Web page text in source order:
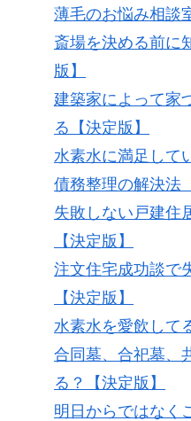
薄毛のお悩み相談
斎場を決める前に
版】
建築家によって家
る【決定版】
水素水に満足して
債務整理の解決法
失敗しない戸建住
【決定版】
注文住宅成功談で
【決定版】
水素水を愛飲して
合同墓、合祀墓、
る？【決定版】
明日からではなく